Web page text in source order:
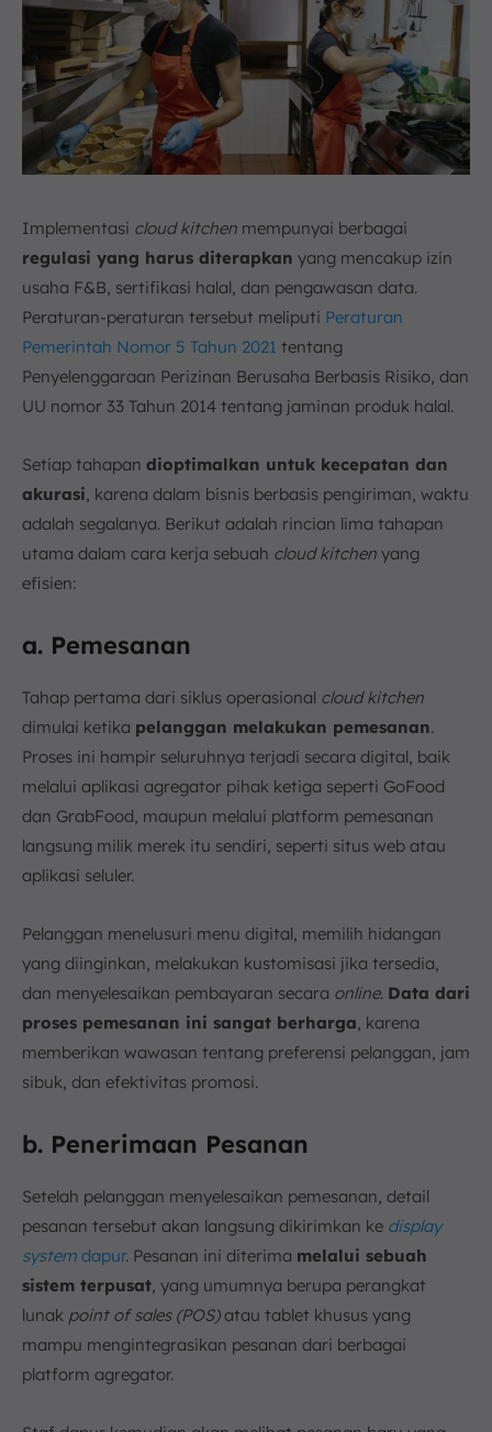
Implementasi cloud kitchen mempunyai berbagai
regulasi yang harus diterapkan yang mencakup izin
usaha F&B, sertifikasi halal, dan pengawasan data.
Peraturan-peraturan tersebut meliputi Peraturan
Pemerintah Nomor 5 Tahun 2021 tentang
Penyelenggaraan Perizinan Berusaha Berbasis Risiko, dan
UU nomor 33 Tahun 2014 tentang jaminan produk halal.
Setiap tahapan dioptimalkan untuk kecepatan dan
akurasi , karena dalam bisnis berbasis pengiriman, waktu
adalah segalanya. Berikut adalah rincian lima tahapan
utama dalam cara kerja sebuah cloud kitchen yang
efisien:
a. Pemesanan
Tahap pertama dari siklus operasional cloud kitchen
dimulai ketika pelanggan melakukan pemesanan.
Proses ini hampir seluruhnya terjadi secara digital, baik
melalui aplikasi agregator pihak ketiga seperti GoFood
dan GrabFood, maupun melalui platform pemesanan
langsung milik merek itu sendiri, seperti situs web atau
aplikasi seluler.
Pelanggan menelusuri menu digital, memilih hidangan
yang diinginkan, melakukan kustomisasi jika tersedia,
dan menyelesaikan pembayaran secara online. Data dari
proses pemesanan ini sangat berharga , karena
memberikan wawasan tentang preferensi pelanggan, jam
sibuk, dan efektivitas promosi.
b. Penerimaan Pesanan
Setelah pelanggan menyelesaikan pemesanan, detail
pesanan tersebut akan langsung dikirimkan ke display
system dapur. Pesanan ini diterima melalui sebuah
sistem terpusat , yang umumnya berupa perangkat
lunak point of sales (POS)atau tablet khusus yang
mampu mengintegrasikan pesanan dari berbagai
platform agregator.